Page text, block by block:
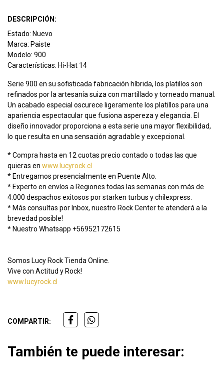
DESCRIPCIÓN:
Estado: Nuevo
Marca: Paiste
Modelo: 900
Características: Hi-Hat 14
Serie 900 en su sofisticada fabricación híbrida, los platillos son
refinados por la artesanía suiza con martillado y torneado manual.
Un acabado especial oscurece ligeramente los platillos para una
apariencia espectacular que fusiona aspereza y elegancia. El
diseño innovador proporciona a esta serie una mayor flexibilidad,
lo que resulta en una sensación agradable y excepcional.
* Compra hasta en 12 cuotas precio contado o todas las que
quieras en www.lucyrock.cl
* Entregamos presencialmente en Puente Alto.
* Experto en envíos a Regiones todas las semanas con más de
4.000 despachos exitosos por starken turbus y chilexpress.
* Más consultas por Inbox, nuestro Rock Center te atenderá a la
brevedad posible!
* Nuestro Whatsapp +56952172615
Somos Lucy Rock Tienda Online.
Vive con Actitud y Rock!
www.lucyrock.cl
COMPARTIR:
También te puede interesar: